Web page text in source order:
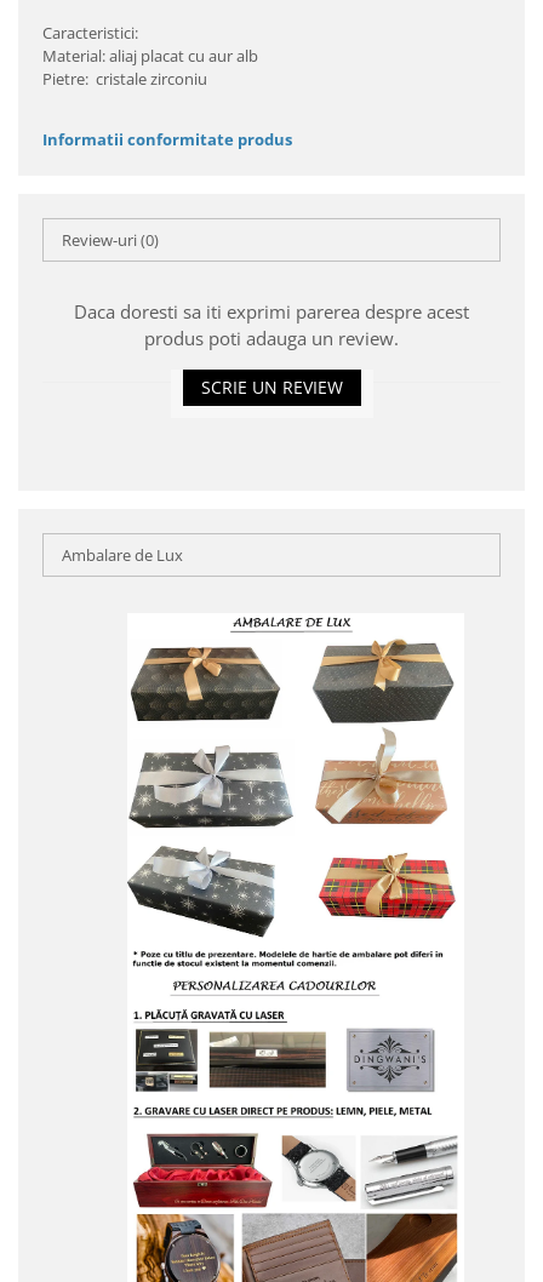
Caracteristici:
Material: aliaj placat cu aur alb
Pietre: cristale zirconiu
Informatii conformitate produs
Review-uri(0)
Daca doresti sa iti exprimi parerea despre acest
produs poti adauga un review.
SCRIE UN REVIEW
Ambalare de Lux